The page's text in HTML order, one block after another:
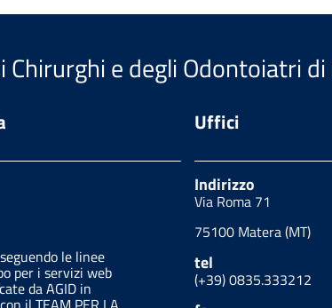
Chirurghi e degli Odontoiatri
le linee
per i servizi web
da AGID in
Uffici
Indirizzo
Via Roma 71
75100 Matera (MT)
tel
(+39) 0835.333212